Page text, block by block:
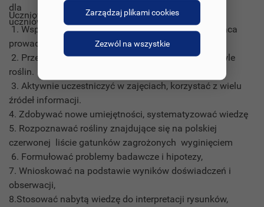
Uczniowie dzięki realizacji projektu nauczyli się:
1. Współpracować w grupie ( tylko zgodna współpraca
prowadzi do zamierzonych rezultatów).
2. Przeprowadzać doświadczenia, prowadzić hodowle
roślin.
3. Aktywnie uczestniczyć w zajęciach, korzystać z wielu
źródeł informacji.
4. Zdobywać nowe umiejętności, systematyzować wiedzę
5. Rozpoznawać rośliny znajdujące się na polskiej
czerwonej liście gatunków zagrożonych wyginięciem
6. Formułować problemy badawcze i hipotezy,
7. Wnioskować na podstawie wyników doświadczeń i
obserwacji,
8.Stosować nabytą wiedzę do interpretacji rysunków,
Zarządzaj plikami cookies
Zezwól na wszystkie